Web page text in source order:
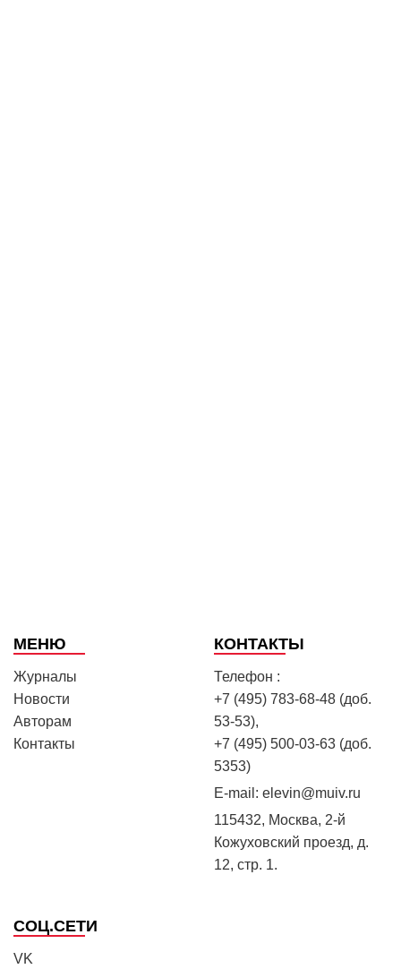
МЕНЮ
Журналы
Новости
Авторам
Контакты
КОНТАКТЫ
Телефон :
+7 (495) 783-68-48 (доб.
53-53),
+7 (495) 500-03-63 (доб.
5353)
E-mail: elevin@muiv.ru
115432, Москва, 2-й
Кожуховский проезд, д.
12, стр. 1.
СОЦ.СЕТИ
VK